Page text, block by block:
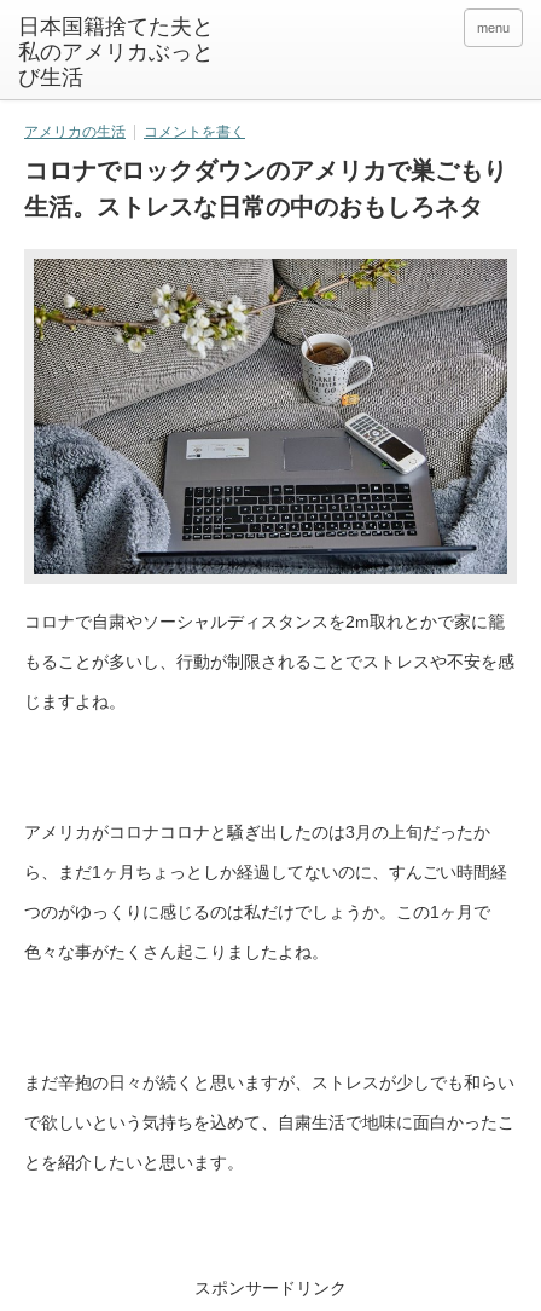
日本国籍捨てた夫と
私のアメリカぶっと
び生活
menu
アメリカの生活 コメントを書く
コロナでロックダウンのアメリカで巣ごもり
生活。ストレスな日常の中のおもしろネタ
コロナで自粛やソーシャルディスタンスを2m取れとかで家に籠
もることが多いし、行動が制限されることでストレスや不安を感
じますよね。
アメリカがコロナコロナと騒ぎ出したのは3月の上旬だったか
ら、まだ1ヶ月ちょっとしか経過してないのに、すんごい時間経
つのがゆっくりに感じるのは私だけでしょうか。この1ヶ月で
色々な事がたくさん起こりましたよね。
まだ辛抱の日々が続くと思いますが、ストレスが少しでも和らい
で欲しいという気持ちを込めて、自粛生活で地味に面白かったこ
とを紹介したいと思います。
スポンサードリンク